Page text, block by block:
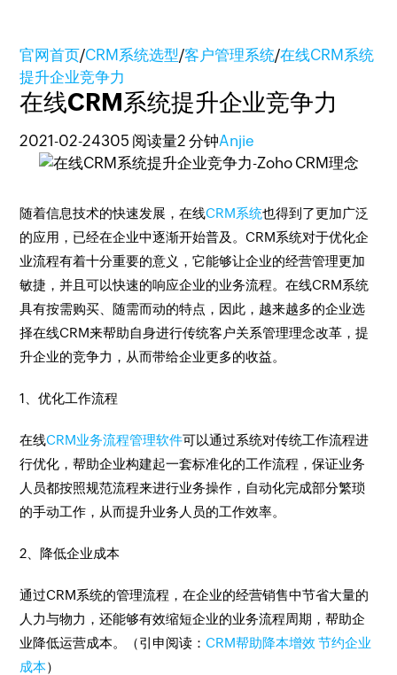
官网首页/CRM系统选型/客户管理系统/在线CRM系统
提升企业竞争力
在线CRM系统提升企业竞争力
2021-02-24305 阅读量2 分钟Anjie
随着信息技术的快速发展，在线CRM系统也得到了更加广泛
的应用，已经在企业中逐渐开始普及。CRM系统对于优化企
业流程有着十分重要的意义，它能够让企业的经营管理更加
敏捷，并且可以快速的响应企业的业务流程。在线CRM系统
具有按需购买、随需而动的特点，因此，越来越多的企业选
择在线CRM来帮助自身进行传统客户关系管理理念改革，提
升企业的竞争力，从而带给企业更多的收益。
1、优化工作流程
在线CRM业务流程管理软件可以通过系统对传统工作流程进
行优化，帮助企业构建起一套标准化的工作流程，保证业务
人员都按照规范流程来进行业务操作，自动化完成部分繁琐
的手动工作，从而提升业务人员的工作效率。
2、降低企业成本
通过CRM系统的管理流程，在企业的经营销售中节省大量的
人力与物力，还能够有效缩短企业的业务流程周期，帮助企
业降低运营成本。（引申阅读：CRM帮助降本增效 节约企业
成本）